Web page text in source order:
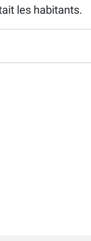
les habitants.